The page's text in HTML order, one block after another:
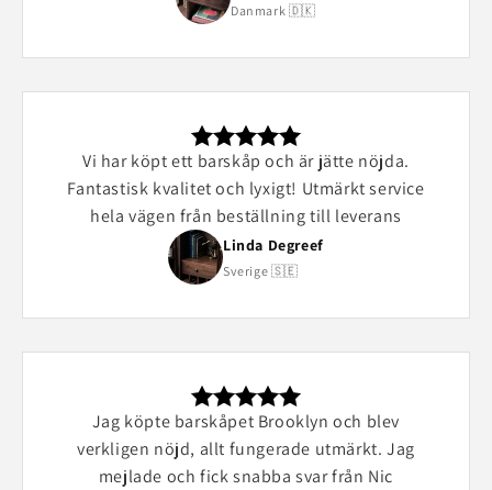
Danmark 🇩🇰
Vi har köpt ett barskåp och är jätte nöjda.
Fantastisk kvalitet och lyxigt! Utmärkt service
hela vägen från beställning till leverans
Linda Degreef
Sverige 🇸🇪
Jag köpte barskåpet Brooklyn och blev
verkligen nöjd, allt fungerade utmärkt. Jag
mejlade och fick snabba svar från Nic